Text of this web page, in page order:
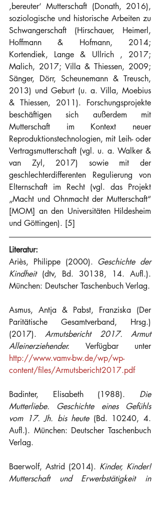
‚bereuter‘ Mutterschaft (Donath, 2016),
soziologische und historische Arbeiten zu
Schwangerschaft (Hirschauer, Heimerl,
Hoffmann & Hofmann, 2014;
Kortendiek, Lange & Ullrich , 2017;
Malich, 2017; Villa & Thiessen, 2009;
Sänger, Dörr, Scheunemann & Treusch,
2013) und Geburt (u. a. Villa, Moebius
& Thiessen, 2011). Forschungsprojekte
beschäftigen sich außerdem mit
Mutterschaft im Kontext neuer
Reproduktionstechnologien, mit Leih- oder
Vertragsmutterschaft (vgl. u. a. Walker &
van Zyl, 2017) sowie mit der
geschlechterdifferenten Regulierung von
Elternschaft im Recht (vgl. das Projekt
„Macht und Ohnmacht der Mutterschaft“
[MOM] an den Universitäten Hildesheim
und Göttingen). [5]
Literatur:
Ariès, Philippe (2000). Geschichte der
Kindheit (dtv, Bd. 30138, 14. Aufl.).
München: Deutscher Taschenbuch Verlag.
Asmus, Antja & Pabst, Franziska (Der
Paritätische Gesamtverband, Hrsg.)
(2017). Armutsbericht 2017. Armut
Alleinerziehender.
http://www.vamv-bw.de/wp/wp-
content/files/Armutsbericht2017.pdf
Badinter, Elisabeth (1988). Die
Mutterliebe. Geschichte eines Gefühls
vom 17. Jh. bis heute (Bd. 10240, 4.
Aufl.). München: Deutscher Taschenbuch
Verlag.
Baerwolf, Astrid (2014). Kinder, Kinder!
Mutterschaft und Erwerbstätigkeit in